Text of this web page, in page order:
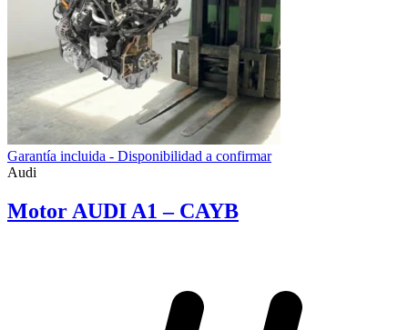
Garantía incluida - Disponibilidad a confirmar
Audi
Motor AUDI A1 – CAYB